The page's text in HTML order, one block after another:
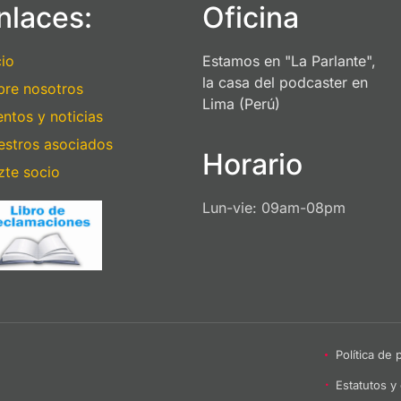
nosotros
y noticias
asociados
socio
Oficina
Estamos en "La Parlante",
la casa del podcaster en
Lima (Perú)
Horario
Lun-vie: 09am-08pm
Política de
Estatutos